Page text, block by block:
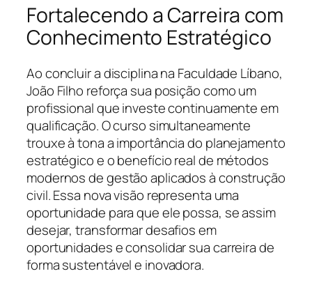
Fortalecendo a Carreira com
Conhecimento Estratégico
Ao concluir a disciplina na Faculdade Líbano,
João Filho reforça sua posição como um
profissional que investe continuamente em
qualificação. O curso simultaneamente
trouxe à tona a importância do planejamento
estratégico e o benefício real de métodos
modernos de gestão aplicados à construção
civil. Essa nova visão representa uma
oportunidade para que ele possa, se assim
desejar, transformar desafios em
oportunidades e consolidar sua carreira de
forma sustentável e inovadora.